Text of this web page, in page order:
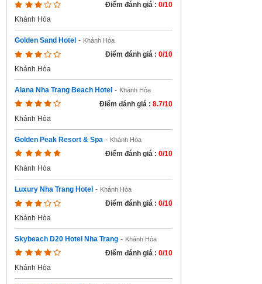
Điểm đánh giá : 0/10
Khánh Hòa
Golden Sand Hotel - Khánh Hòa
Điểm đánh giá : 0/10
Khánh Hòa
Alana Nha Trang Beach Hotel - Khánh Hòa
Điểm đánh giá : 8.7/10
Khánh Hòa
Golden Peak Resort & Spa - Khánh Hòa
Điểm đánh giá : 0/10
Khánh Hòa
Luxury Nha Trang Hotel - Khánh Hòa
Điểm đánh giá : 0/10
Khánh Hòa
Skybeach D20 Hotel Nha Trang - Khánh Hòa
Điểm đánh giá : 0/10
Khánh Hòa